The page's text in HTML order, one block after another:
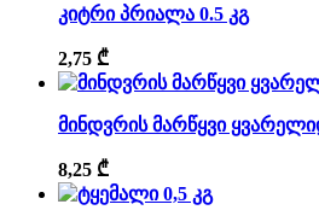
კიტრი პრიალა 0.5 კგ
2,75 ₾
მინდვრის მარწყვი
8,25 ₾